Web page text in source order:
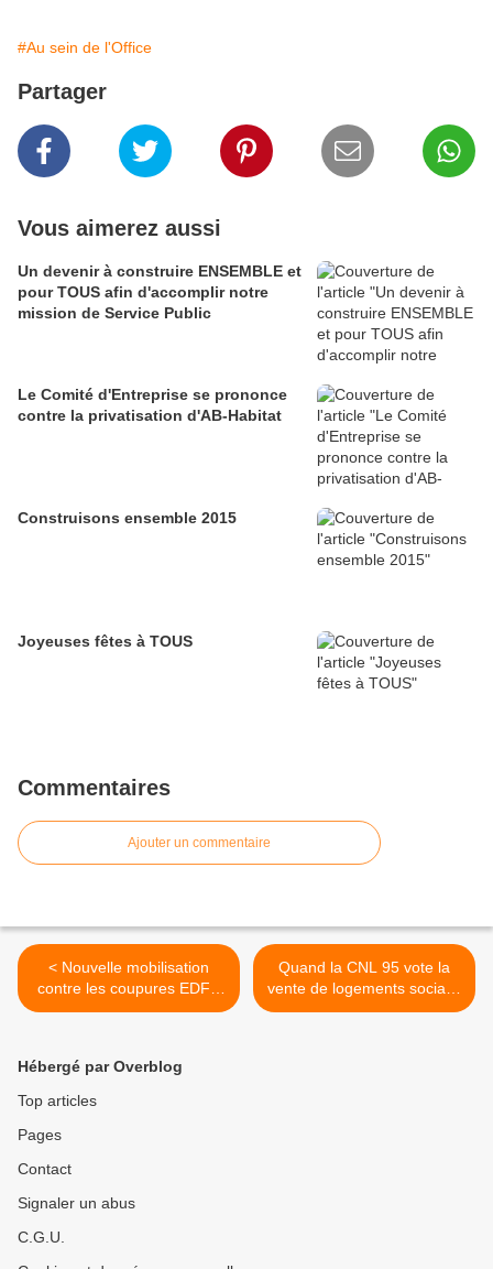
#Au sein de l'Office
Partager
Vous aimerez aussi
Un devenir à construire ENSEMBLE et
pour TOUS afin d'accomplir notre
mission de Service Public
Le Comité d'Entreprise se prononce
contre la privatisation d'AB-Habitat
Construisons ensemble 2015
Joyeuses fêtes à TOUS
Commentaires
Ajouter un commentaire
< Nouvelle mobilisation
contre les coupures EDF -
GDF
Quand la CNL 95 vote la
vente de logements sociaux
publics au privé ! >
Hébergé par Overblog
Top articles
Pages
Contact
Signaler un abus
C.G.U.